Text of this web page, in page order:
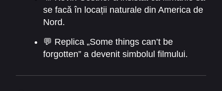
se facă în locații naturale din America de
Nord.
💬 Replica „Some things can’t be
forgotten” a devenit simbolul filmului.